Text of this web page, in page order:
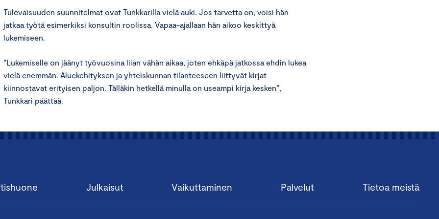
Tulevaisuuden suunnitelmat ovat Tunkkarilla vielä auki. Jos tarvetta on, voisi hän
jatkaa työtä esimerkiksi konsultin roolissa. Vapaa-ajallaan hän aikoo keskittyä
lukemiseen.
”Lukemiselle on jäänyt työvuosina liian vähän aikaa, joten ehkäpä jatkossa ehdin lukea
vielä enemmän. Aluekehityksen ja yhteiskunnan tilanteeseen liittyvät kirjat
kiinnostavat erityisen paljon. Tälläkin hetkellä minulla on useampi kirja kesken”,
Tunkkari päättää.
Julkaisut Vaikuttaminen Palvelut Tietoa meistä